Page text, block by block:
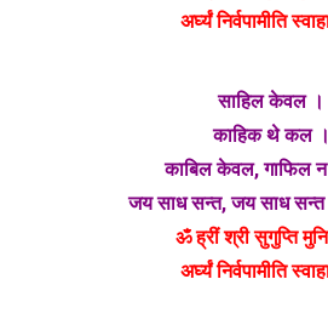
अर्घ्यं निर्वपामीति
साहिल केवल ।
काहिक थे कल ।
काबिल केवल, गाफिल
जय साध सन्त, जय साध
ॐ ह्रीं श्री सुगुप्ति
अर्घ्यं निर्वपामीति